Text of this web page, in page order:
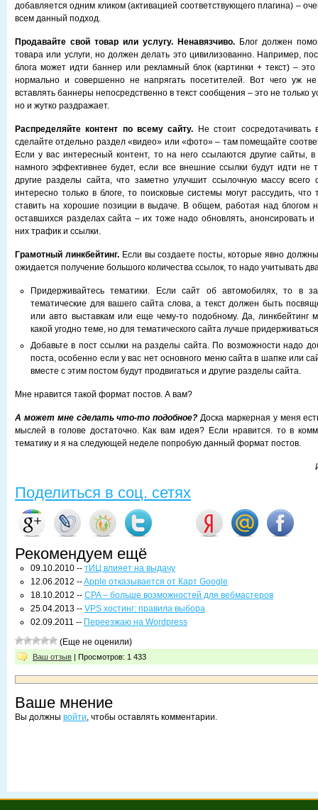
добавляется одним кликом (активацией соответствующего плагина) –
всем данный подход.
Продавайте свой товар или услугу. Ненавязчиво. Блог должен
товара или услуги, но должен делать это цивилизованно. Например,
блога может идти баннер или рекламный блок (картинки + текст) – это
нормально и совершенно не напрягать посетителей. Вот чего уж
вставлять баннеры непосредственно в текст сообщения – это не только
но и жутко раздражает.
Распределяйте контент по всему сайту. Не стоит сосредотачивать
сделайте отдельно раздел «видео» или «фото» – там помещайте
Если у вас интересный контент, то на него ссылаются другие сайты,
намного эффективнее будет, если все внешние ссылки будут идти не
другие разделы сайта, что заметно улучшит ссылочную массу всего
интересно только в блоге, то поисковые системы могут рассудить, что
ставить на хорошие позиции в выдаче. В общем, работая над блогом
оставшихся разделах сайта – их тоже надо обновлять, анонсировать и
них трафик и ссылки.
Грамотный линкбейтинг.Если вы создаете посты, которые явно
ожидается получение большого количества ссылок, то надо учитывать
Придерживайтесь тематики. Если сайт об автомобилях, то в
тематические для вашего сайта слова, а текст должен быть
или авто выставкам или еще чему-то подобному. Да, линкбейтинг
какой угодно теме, но для тематического сайта лучше
Добавьте в пост ссылки на разделы сайта. По возможности надо
поста, особенно если у вас нет основного меню сайта в шапке или
вместе с этим постом будут продвигаться и другие разделы сайта.
Мне нравится такой формат постов. А вам?
А может мне сделать что-то подобное? Доска маркерная у меня
мыслей в голове достаточно. Как вам идея? Если нравится. то в
тематику и я на следующей неделе попробую данный формат постов.
Поделиться в соц. сетях
Рекомендуем ещё
09.10.2010 -- тИЦ влияет на выдачу
12.06.2012 --Apple отказывается от Карт Google
18.10.2012 -- CPA – больше возможностей для вебмастеров
25.04.2013 -- VPS хостинг: правила выбора
02.09.2011 -- Переезжаю на Wordpress
(Еще не оценили)
Ваш отзыв | Просмотров: 1 433
Ваше мнение
Вы должны войти, чтобы оставлять комментарии.